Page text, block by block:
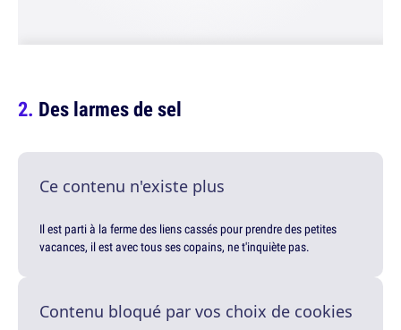
Des larmes de sel
Ce contenu n'existe plus
Il est parti à la ferme des liens cassés pour prendre des petites
vacances, il est avec tous ses copains, ne t'inquiète pas.
Contenu bloqué par vos choix de cookies